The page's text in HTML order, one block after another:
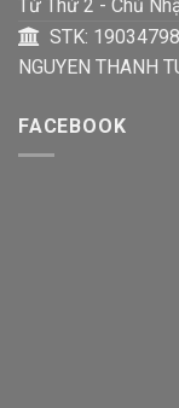
Từ Thứ 2 - Chủ
STK:
NGUYEN THANH
FACEBOOK